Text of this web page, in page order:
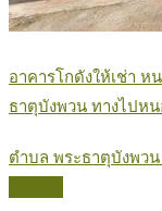
อาคารโกดังให้เช่า
ธาตุบังพวน ทางไปห
ตำบล พระธาตุบังพว